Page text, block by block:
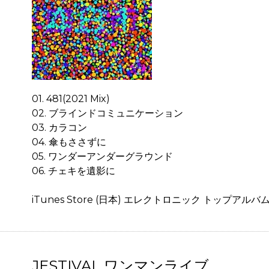
01. 481(2021 Mix)
02. ブラインドコミュニケーション
03. カラコン
04. 傘もささずに
05. ワンダーアンダーグラウンド
06. チェキを遺影に
iTunes Store (日本) エレクトロニック トップアルバ